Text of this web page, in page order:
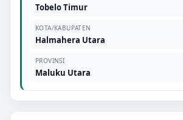
Tobelo Timur
KOTA/KABUPATEN
Halmahera Utara
PROVINSI
Maluku Utara